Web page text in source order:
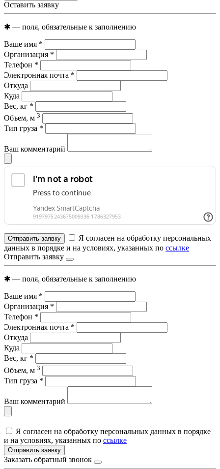
Оставить заявку
✱ — поля, обязательные к заполнению
Ваше имя *
Организация *
Телефон *
Электронная почта *
Откуда
Куда
Вес, кг *
Объем, м 3
Тип груза *
Ваш комментарий
Отправить заявку
Я согласен на обработку персональных
данных в порядке и на условиях, указанных по ссылке
Отправить заявку
✱ — поля, обязательные к заполнению
Ваше имя *
Организация *
Телефон *
Электронная почта *
Откуда
Куда
Вес, кг *
Объем, м 3
Тип груза *
Ваш комментарий
Я согласен на обработку персональных данных в порядке
и на условиях, указанных по ссылке
Отправить заявку
Заказать обратный звонок